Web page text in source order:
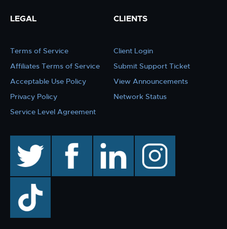
LEGAL
Terms of Service
Affiliates Terms of Service
Acceptable Use Policy
Privacy Policy
Service Level Agreement
CLIENTS
Client Login
Submit Support Ticket
View Announcements
Network Status
facebook linkedin instagram
TikTok